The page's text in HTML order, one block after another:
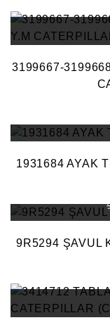
3199667-
1931684 AYAK
9R5294 ŞAVUL